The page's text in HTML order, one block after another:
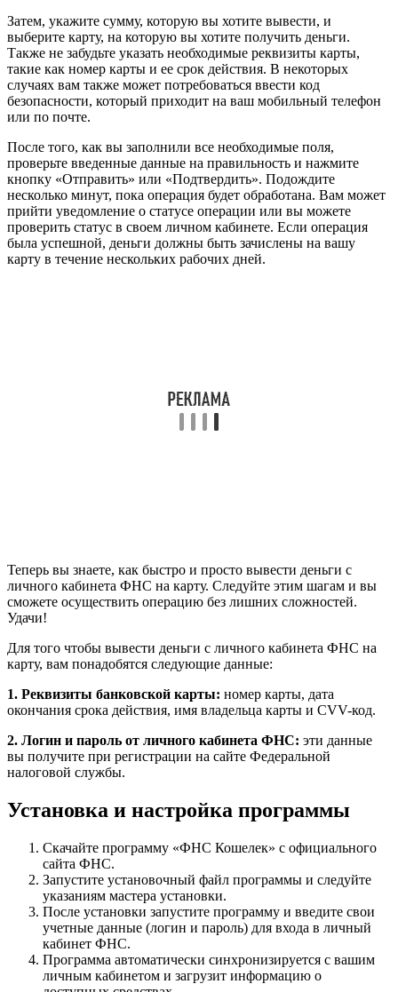
Затем, укажите сумму, которую вы хотите вывести, и
выберите карту, на которую вы хотите получить деньги.
Также не забудьте указать необходимые реквизиты карты,
такие как номер карты и ее срок действия. В некоторых
случаях вам также может потребоваться ввести код
безопасности, который приходит на ваш мобильный телефон
или по почте.
После того, как вы заполнили все необходимые поля,
проверьте введенные данные на правильность и нажмите
кнопку «Отправить» или «Подтвердить». Подождите
несколько минут, пока операция будет обработана. Вам может
прийти уведомление о статусе операции или вы можете
проверить статус в своем личном кабинете. Если операция
была успешной, деньги должны быть зачислены на вашу
карту в течение нескольких рабочих дней.
Теперь вы знаете, как быстро и просто вывести деньги с
личного кабинета ФНС на карту. Следуйте этим шагам и вы
сможете осуществить операцию без лишних сложностей.
Удачи!
Для того чтобы вывести деньги с личного кабинета ФНС на
карту, вам понадобятся следующие данные:
1. Реквизиты банковской карты: номер карты, дата
окончания срока действия, имя владельца карты и CVV-код.
2. Логин и пароль от личного кабинета ФНС: эти данные
вы получите при регистрации на сайте Федеральной
налоговой службы.
Установка и настройка программы
Скачайте программу «ФНС Кошелек» с официального
сайта ФНС.
Запустите установочный файл программы и следуйте
указаниям мастера установки.
После установки запустите программу и введите свои
учетные данные (логин и пароль) для входа в личный
кабинет ФНС.
Программа автоматически синхронизируется с вашим
личным кабинетом и загрузит информацию о